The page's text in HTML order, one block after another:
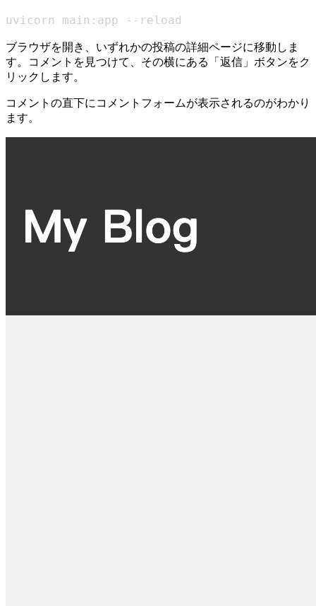
uvicorn main:app --reload
ブラウザを開き、いずれかの投稿の詳細ページに移動しま
す。コメントを見つけて、その横にある「返信」ボタンをク
リックします。
コメントの直下にコメントフォームが表示されるのがわかり
ます。